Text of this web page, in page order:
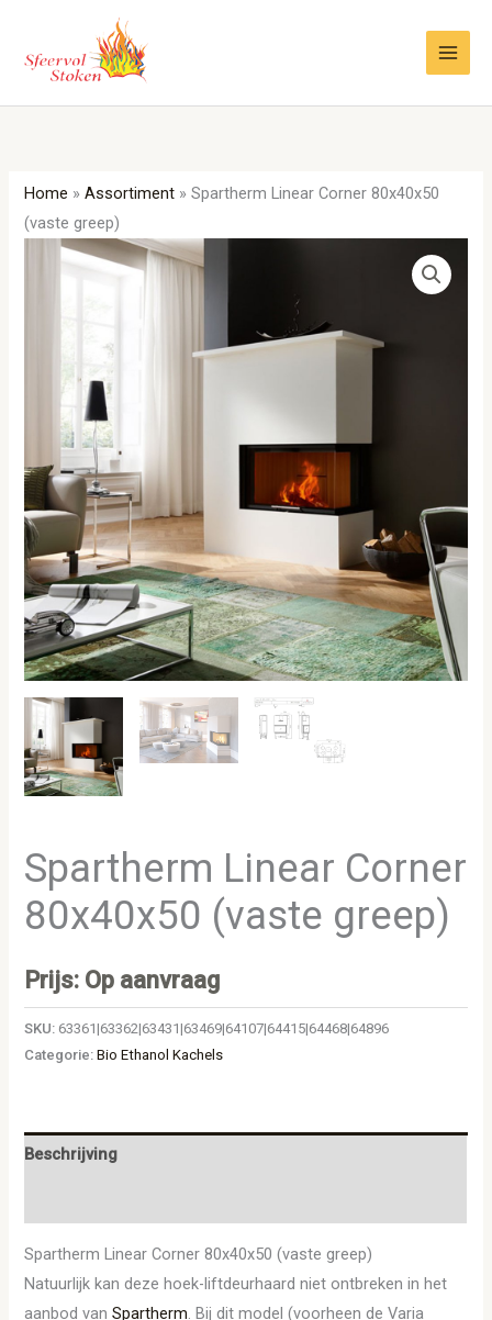
inhoud
Home »Assortiment »Spartherm Linear Corner 80x40x50
(vaste greep)
Spartherm Linear Corner
80x40x50 (vaste greep)
Prijs: Op aanvraag
SKU: 63361|63362|63431|63469|64107|64415|64468|64896
Categorie:Bio Ethanol Kachels
Beschrijving
Spartherm Linear Corner 80x40x50 (vaste greep)
Natuurlijk kan deze hoek-liftdeurhaard niet ontbreken in het
aanbod vanSpartherm. Bij dit model (voorheen de Varia